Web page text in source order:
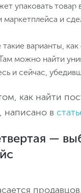
упаковать товар
и
варианты,
можно найти
и сейчас,
как найти
написано в
—